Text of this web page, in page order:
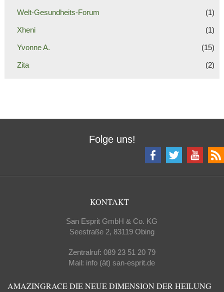
Welt-Gesundheits-Forum (1)
Xheni (1)
Yvonne A. (15)
Zita (2)
Folge uns!
KONTAKT
San Esprit GmbH & Co. KG
Seestraße 2, 83119 Obing
Zentralruf: 089 23 51 20 79
Mail: info (ät) san-esprit.de
AMAZINGRACE DIE NEUE DIMENSION DER HEILUNG